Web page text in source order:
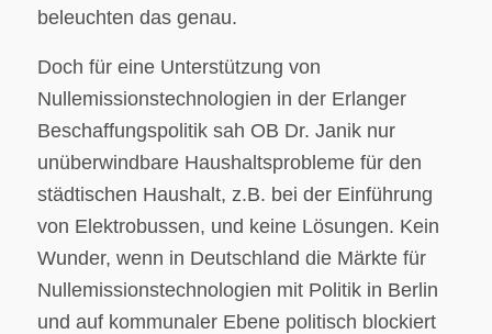
beleuchten das genau.
Doch für eine Unterstützung von
Nullemissionstechnologien in der Erlanger
Beschaffungspolitik sah OB Dr. Janik nur
unüberwindbare Haushaltsprobleme für den
städtischen Haushalt, z.B. bei der Einführung
von Elektrobussen, und keine Lösungen. Kein
Wunder, wenn in Deutschland die Märkte für
Nullemissionstechnologien mit Politik in Berlin
und auf kommunaler Ebene politisch blockiert